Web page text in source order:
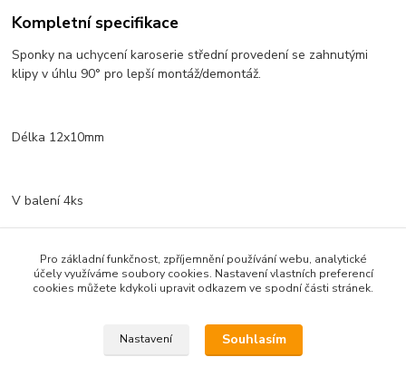
Kompletní specifikace
Sponky na uchycení karoserie střední provedení se zahnutými
klipy v úhlu 90° pro lepší montáž/demontáž.
Délka 12x10mm
V balení 4ks
Zboží zařazeno v kategoriích
Pro základní funkčnost, zpříjemnění používání webu, analytické
účely využíváme soubory cookies. Nastavení vlastních preferencí
cookies můžete kdykoli upravit odkazem ve spodní části stránek.
Nastavení Souhlasím